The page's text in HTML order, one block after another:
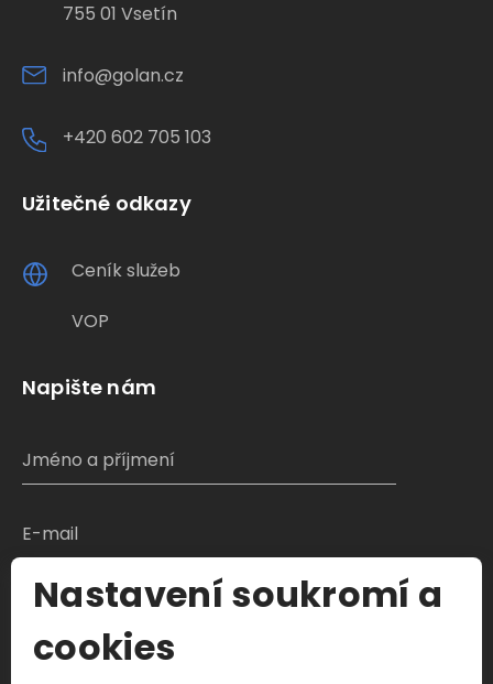
755 01 Vsetín
info@golan.cz
+420 602 705 103
Užitečné odkazy
Ceník služeb
VOP
Napište nám
S čím Vám můžeme pomoci?
Nastavení soukromí a
cookies